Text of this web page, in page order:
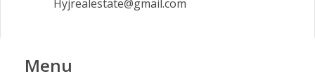
Hyjrealestate@gmail.com
Menu